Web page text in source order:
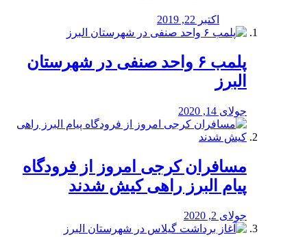
اکتبر 22, 2019
پلمب ۶ واحد صنفی در شهرستان
البرز
جولای 14, 2020
مسافران کرجی امروز از فرودگاه
پیام البرز راهی کیش شدند
جولای 2, 2020